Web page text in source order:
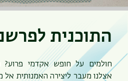
התוכנית
חולמים על חופש אקדמי
אצלנו מעבר ליצירה האמנותית אל